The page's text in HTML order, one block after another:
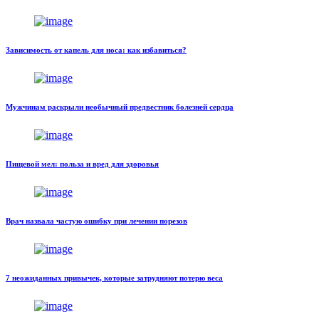
Зависимость от капель для носа: как избавиться?
Мужчинам раскрыли необычный предвестник болезней сердца
Пищевой мел: польза и вред для здоровья
Врач назвала частую ошибку при лечении порезов
7 неожиданных привычек, которые затрудняют потерю веса